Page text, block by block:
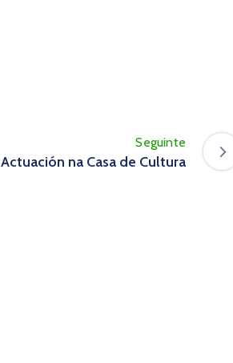
Seguinte
Actuación na Casa de Cultura